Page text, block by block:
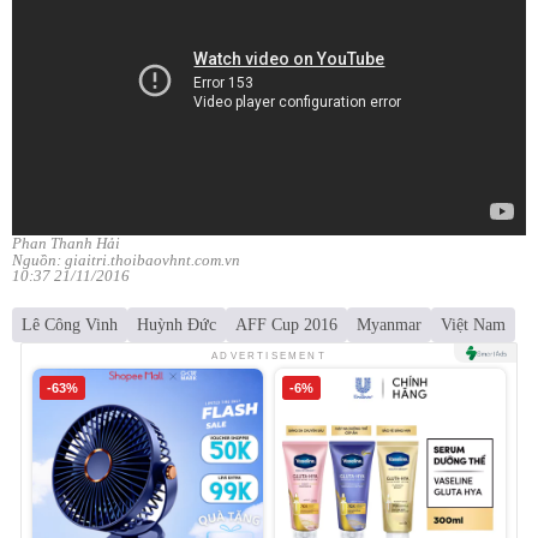
Phan Thanh Hải
Nguồn: giaitri.thoibaovhnt.com.vn
10:37 21/11/2016
Lê Công Vinh Huỳnh Đức AFF Cup 2016 Myanmar Việt Nam
ADVERTISEMENT
-63% -6%